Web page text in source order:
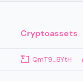
Cryptoassets
QmT9...8YtH